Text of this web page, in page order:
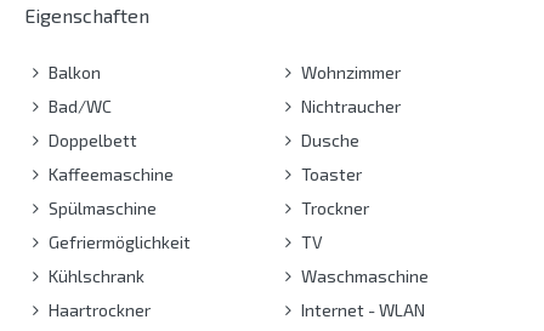
Eigenschaften
Balkon
Bad/WC
Doppelbett
Kaffeemaschine
Spülmaschine
Gefriermöglichkeit
Kühlschrank
Haartrockner
Wohnzimmer
Nichtraucher
Dusche
Toaster
Trockner
TV
Waschmaschine
Internet - WLAN